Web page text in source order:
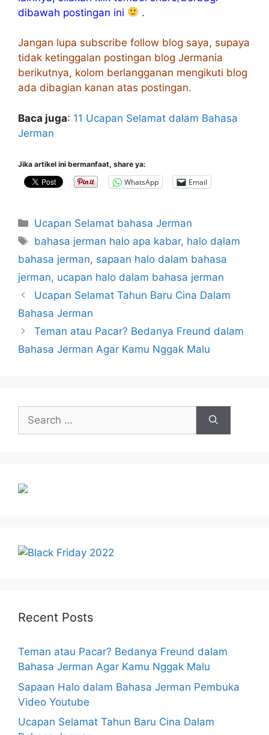
dibawah postingan ini
.
Jangan lupa subscribe follow blog saya, supaya
tidak ketinggalan postingan blog Jermania
berikutnya, kolom berlangganan mengikuti blog
ada dibagian kanan atas postingan.
Baca juga: 11 Ucapan Selamat dalam Bahasa
Jerman
Jika artikel ini bermanfaat, share ya:
WhatsApp Email
Categories
Ucapan Selamat bahasa Jerman
Tags
bahasa jerman halo apa kabar, halo dalam
bahasa jerman, sapaan halo dalam bahasa
jerman, ucapan halo dalam bahasa jerman
Ucapan Selamat Tahun Baru Cina Dalam
Bahasa Jerman
Teman atau Pacar? Bedanya Freund dalam
Bahasa Jerman Agar Kamu Nggak Malu
Search
for:
Recent Posts
Teman atau Pacar? Bedanya Freund dalam
Bahasa Jerman Agar Kamu Nggak Malu
Sapaan Halo dalam Bahasa Jerman Pembuka
Video Youtube
Ucapan Selamat Tahun Baru Cina Dalam